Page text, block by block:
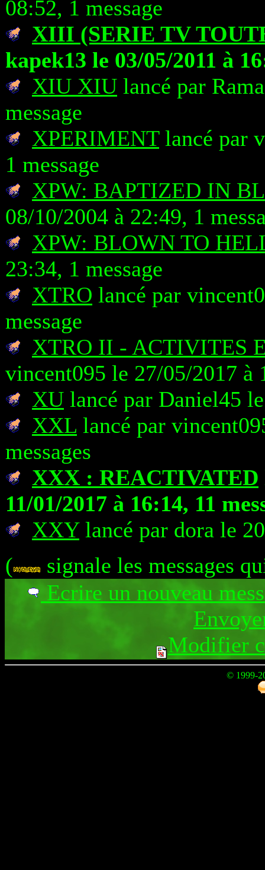
08:52, 1 message
XIII (SERIE TV
kapek13 le 03/05/2011 à
XIU XIU lancé par
message
XPERIMENTlancé par
1 message
XPW: BAPTIZED IN
08/10/2004 à 22:49, 1
XPW: BLOWN TO
23:34, 1 message
XTRO lancé par
message
XTRO II - ACTIVITES
vincent095 le 27/05/2017 à
XU lancé par Daniel45
XXL lancé par
messages
XXX : REACTIVATED
11/01/2017 à 16:14, 11
XXYlancé par dora le
(
signale les messages
Ecrire un nouveau
Modifier
© 1999-